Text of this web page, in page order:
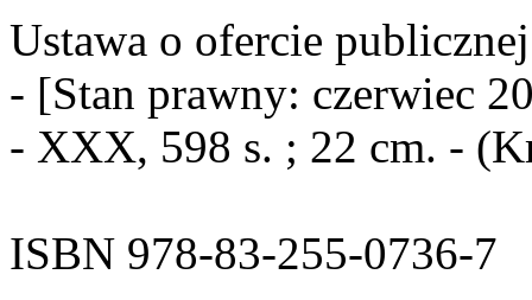
Ustawa o ofercie
- [Stan prawny: czerwiec
- XXX, 598 s. ; 22 cm. -
ISBN 978-83-255-0736-7